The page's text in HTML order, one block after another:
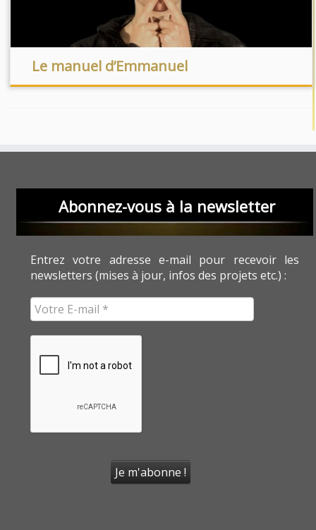
Le manuel d’Emmanuel
Abonnez-vous à la newsletter
Entrez votre adresse e-mail pour recevoir les
newsletters (mises à jour, infos des projets etc.) :